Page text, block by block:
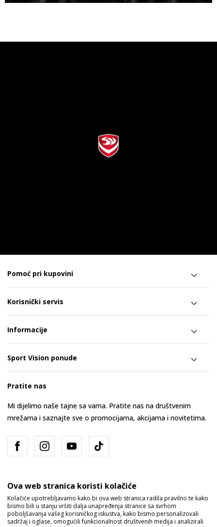
Pomoć pri kupovini
Korisnički servis
Informacije
Sport Vision ponude
Pratite nas
Mi dijelimo naše tajne sa vama. Pratite nas na društvenim
mrežama i saznajte sve o promocijama, akcijama i novitetima.
Bosna i Hercegovina Promijenite
Ova web stranica koristi kolačiće
Kolačiće upotrebljavamo kako bi ova web stranica radila pravilno te kako
bismo bili u stanju vršiti dalja unapređenja stranice sa svrhom
poboljšavanja vašeg korisničkog iskustva, kako bismo personalizovali
sadržaj i oglase, omogućili funkcionalnost društvenih medija i analizirali